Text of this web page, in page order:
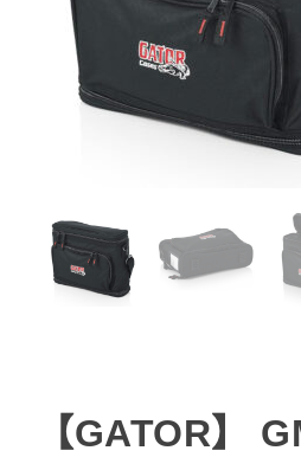
【GATOR】